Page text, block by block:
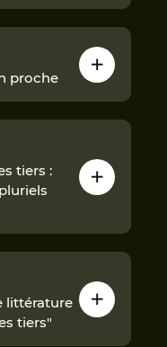
proche
tiers :
littérature
tiers"